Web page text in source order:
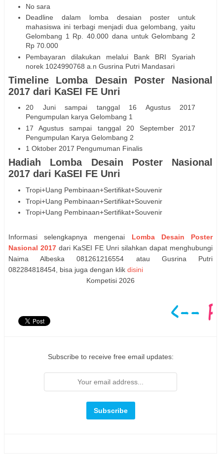
No sara
Deadline dalam lomba desaian poster untuk
mahasiswa ini terbagi menjadi dua gelombang, yaitu
Gelombang 1 Rp. 40.000 dana untuk Gelombang 2
Rp 70.000
Pembayaran dilakukan melalui Bank BRI Syariah
norek 1024990768 a.n Gusrina Putri Mandasari
Timeline Lomba Desain Poster Nasional
2017 dari KaSEI FE Unri
20 Juni sampai tanggal 16 Agustus 2017
Pengumpulan karya Gelombang 1
17 Agustus sampai tanggal 20 September 2017
Pengumpulan Karya Gelombang 2
1 Oktober 2017 Pengumuman Finalis
Hadiah Lomba Desain Poster Nasional
2017 dari KaSEI FE Unri
Tropi+Uang Pembinaan+Sertifikat+Souvenir
Tropi+Uang Pembinaan+Sertifikat+Souvenir
Tropi+Uang Pembinaan+Sertifikat+Souvenir
Informasi selengkapnya mengenai Lomba Desain Poster
Nasional 2017 dari KaSEI FE Unri silahkan dapat menghubungi
Naima Albeska 081261216554 atau Gusrina Putri
082284818454, bisa juga dengan klik disini
Kompetisi 2026
Subscribe to receive free email updates: